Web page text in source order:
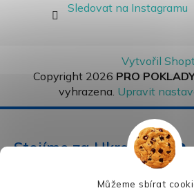
Můžeme sbírat
Sledovat na Instagramu
Vytvořil
Copyright 2026 PRO
vyhrazena. Upravit
Stojíme za Ukrajinou ❤️